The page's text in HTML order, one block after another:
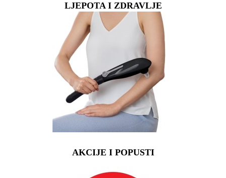
LJEPOTA I ZDRAVLJE
AKCIJE I POPUSTI